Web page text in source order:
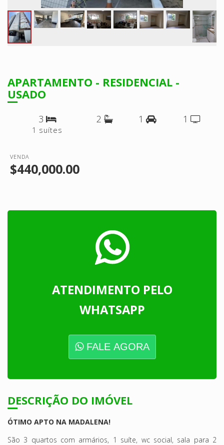
APARTAMENTO - RESIDENCIAL -
USADO
3
1 suítes
2 1 1
VENDA
$440,000.00
ATENDIMENTO PELO
WHATSAPP
FALE AGORA
DESCRIÇÃO DO IMÓVEL
ÓTIMO APTO NA MADALENA!
São 3 quartos com armários, 1 suíte, wc social, sala para 2